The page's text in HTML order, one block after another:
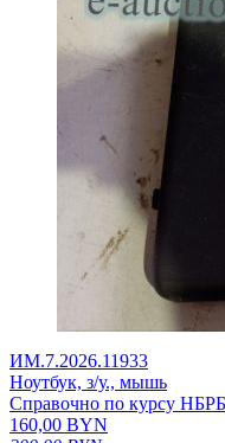
ИМ.7.2026.11933
Ноутбук, з/у., мышь
Справочно по курсу НБРБ
160,00 BYN